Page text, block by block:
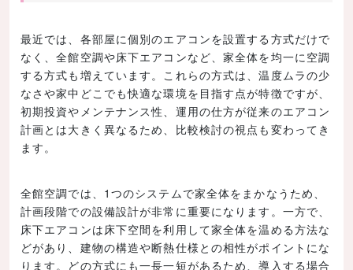
最近では、各部屋に個別のエアコンを設置する方式だけで
なく、全館空調や床下エアコンなど、家全体を均一に空調
する方式も増えています。これらの方式は、温度ムラの少
なさや家中どこでも快適な環境を目指す点が特徴ですが、
初期投資やメンテナンス性、運用の仕方が従来のエアコン
計画とは大きく異なるため、比較検討の視点も変わってき
ます。
全館空調では、1つのシステムで家全体をまかなうため、
計画段階での設備設計が非常に重要になります。一方で、
床下エアコンは床下空間を利用して家全体を温める方法な
どがあり、建物の構造や断熱仕様との相性がポイントにな
ります。どの方式にも一長一短があるため、導入する場合